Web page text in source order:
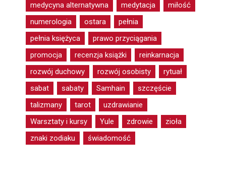
medycyna alternatywna
medytacja
miłość
numerologia
ostara
pełnia
pełnia księżyca
prawo przyciągania
promocja
recenzja książki
reinkarnacja
rozwój duchowy
rozwój osobisty
rytuał
sabat
sabaty Samhain
szczęście
talizmany
tarot
uzdrawianie
Warsztaty i kursy
Yule zdrowie
zioła
znaki zodiaku
świadomość